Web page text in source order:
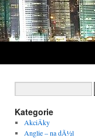
Kategorie
AkciÄky
Anglie – na dÃ½l